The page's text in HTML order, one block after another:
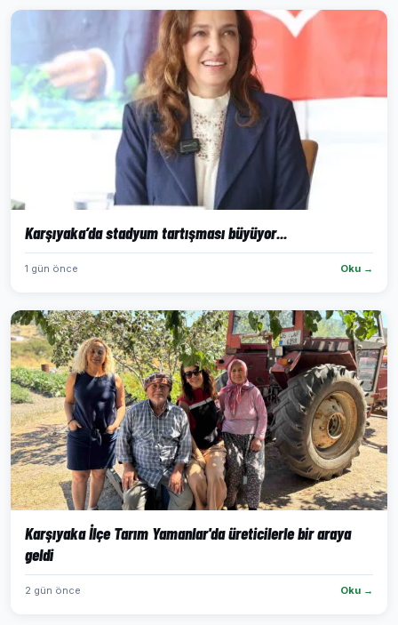
Karşıyaka’da stadyum tartışması büyüyor...
1 gün önce Oku →
Karşıyaka İlçe Tarım Yamanlar'da üreticilerle bir araya
geldi
2 gün önce Oku →